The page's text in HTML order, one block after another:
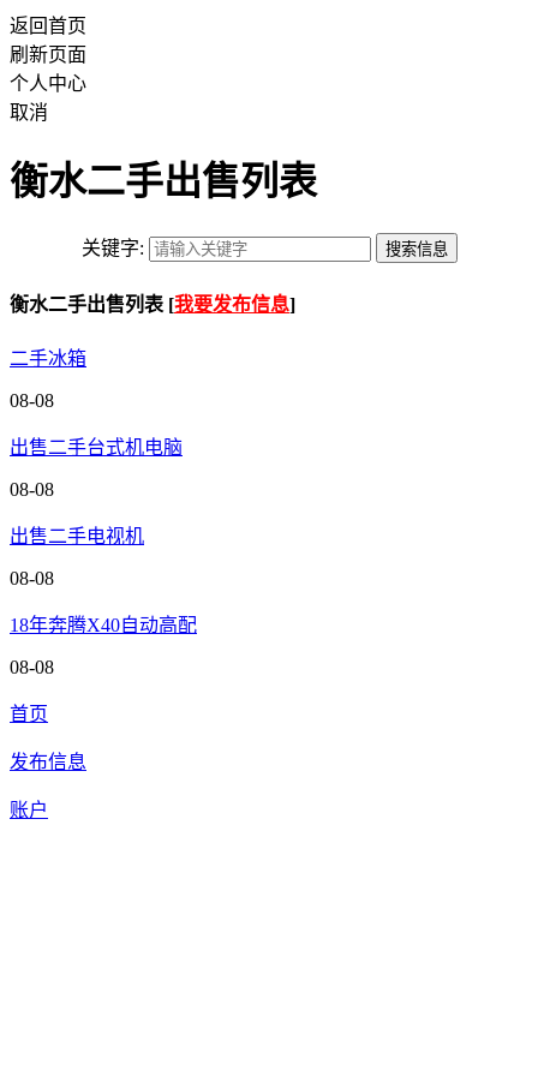
返回首页
刷新页面
个人中心
取消
衡水二手出售列表
关键字:
衡水二手出售列表 [我要发布信息]
二手冰箱
08-08
出售二手台式机电脑
08-08
出售二手电视机
08-08
18年奔腾X40自动高配
08-08
首页
发布信息
账户